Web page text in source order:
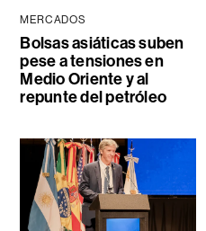
MERCADOS
Bolsas asiáticas suben
pese a tensiones en
Medio Oriente y al
repunte del petróleo